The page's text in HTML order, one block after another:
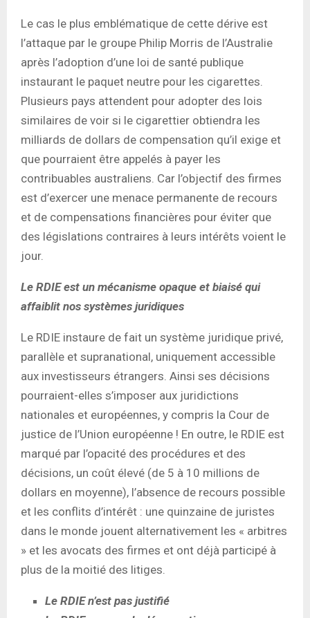
Le cas le plus emblématique de cette dérive est
l’attaque par le groupe Philip Morris de l’Australie
après l’adoption d’une loi de santé publique
instaurant le paquet neutre pour les cigarettes.
Plusieurs pays attendent pour adopter des lois
similaires de voir si le cigarettier obtiendra les
milliards de dollars de compensation qu’il exige et
que pourraient être appelés à payer les
contribuables australiens. Car l’objectif des firmes
est d’exercer une menace permanente de recours
et de compensations financières pour éviter que
des législations contraires à leurs intérêts voient le
jour.
Le RDIE est un mécanisme opaque et biaisé qui
affaiblit nos systèmes juridiques
Le RDIE instaure de fait un système juridique privé,
parallèle et supranational, uniquement accessible
aux investisseurs étrangers. Ainsi ses décisions
pourraient-elles s’imposer aux juridictions
nationales et européennes, y compris la Cour de
justice de l’Union européenne ! En outre, le RDIE est
marqué par l’opacité des procédures et des
décisions, un coût élevé (de 5 à 10 millions de
dollars en moyenne), l’absence de recours possible
et les conflits d’intérêt : une quinzaine de juristes
dans le monde jouent alternativement les « arbitres
» et les avocats des firmes et ont déjà participé à
plus de la moitié des litiges.
Le RDIE n’est pas justifié